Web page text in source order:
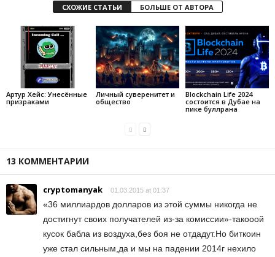
СХОЖИЕ СТАТЬИ БОЛЬШЕ ОТ АВТОРА
Артур Хейс: Унесённые
призраками
Личный суверенитет и
общество
Blockchain Life 2024
состоится в Дубае на
пике буллрана
13 КОММЕНТАРИИ
cryptomanyak 01.03.2015 at 01:37
«36 миллиардов долларов из этой суммы никогда не
достигнут своих получателей из-за комиссии»-такооой
кусок бабла из воздуха,без боя не отдадут.Но биткоин
уже стал сильным,да и мы на падении 2014г нехило